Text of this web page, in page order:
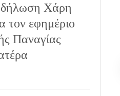
δήλωση Χάρη
τον εφημέριο
Παναγίας